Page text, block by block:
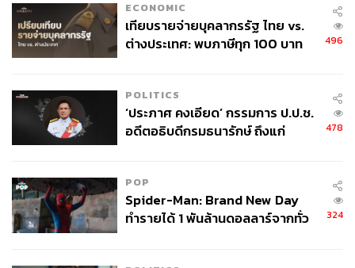
ECONOMIC
เทียบรายจ่ายบุคลากรรัฐ ไทย vs.
ต่างประเทศ: พบภาษีทุก 100 บาท
496
POLITICS
‘ประภาศ คงเอียด’ กรรมการ ป.ป.ช.
อดีตอธิบดีกรมธนารักษ์ ถึงแก่
478
POP
Spider-Man: Brand New Day
ทำรายได้ 1 พันล้านดอลลาร์จากทั่ว
324